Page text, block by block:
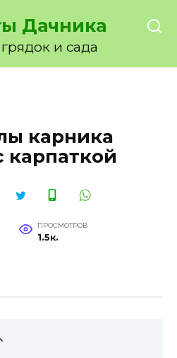
Дачника
и сада
карника
карпаткой
ПРОСМОТРОВ
1.5к.